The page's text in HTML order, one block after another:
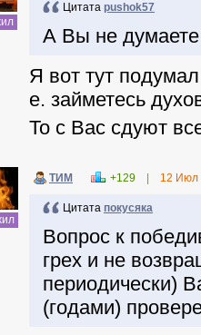
Цитата pushok57
А Вы не думаете
Я вот тут
е. займетесь
То с Вас сдуют
ТИМ +129 12 Июл
Цитата покусяка
Вопрос к
грех и не
периодически)
(годами)